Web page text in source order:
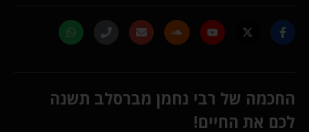
החכמה של רבי נחמן מברסלב תשנה
לכם את החיים!